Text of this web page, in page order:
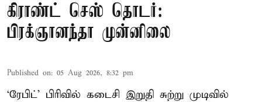
கிராண்ட் செஸ் தொடர்:
பிரக்ஞானந்தா முன்னிலை
Published on: 05 Aug 2026, 8:32 pm
‘ரேபிட்’ பிரிவில் கடைசி இறுதி சுற்று முடிவில்